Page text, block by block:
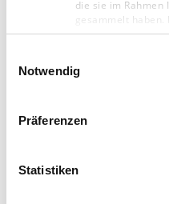
die sie im
gesammelt haben.
Impressum
Notwendig
Präferenzen
Statistiken
bin ich aber froh,
heute täglich
gehen. Man muss
hinter den Berg